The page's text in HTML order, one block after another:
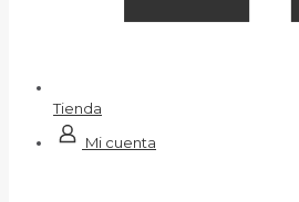
Tienda
Mi cuenta